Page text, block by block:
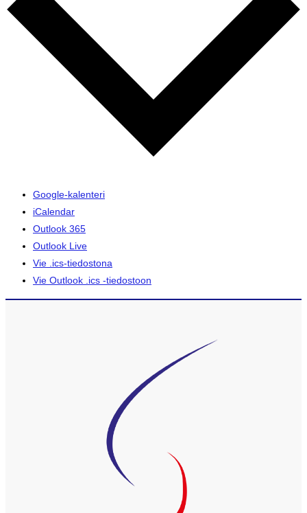
Google-kalenteri
iCalendar
Outlook 365
Outlook Live
Vie .ics-tiedostona
Vie Outlook .ics -tiedostoon